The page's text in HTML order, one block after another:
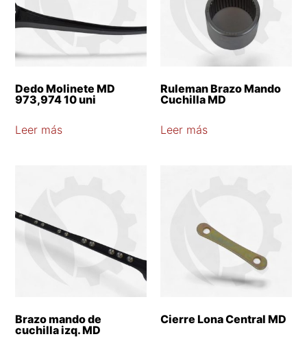
Dedo Molinete MD
973,974 10 uni
Leer más
Ruleman Brazo Mando
Cuchilla MD
Leer más
Brazo mando de
cuchilla izq. MD
Cierre Lona Central MD